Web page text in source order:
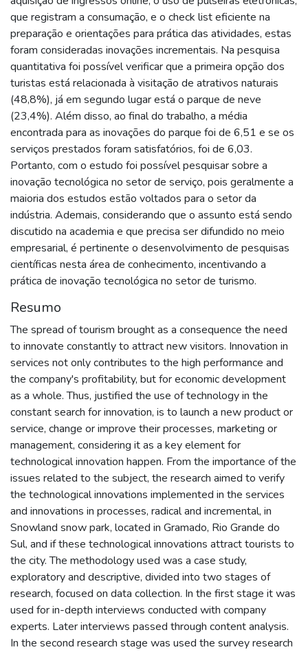
que registram a consumação, e o check list eficiente na
preparação e orientações para prática das atividades, estas
foram consideradas inovações incrementais. Na pesquisa
quantitativa foi possível verificar que a primeira opção dos
turistas está relacionada à visitação de atrativos naturais
(48,8%), já em segundo lugar está o parque de neve
(23,4%). Além disso, ao final do trabalho, a média
encontrada para as inovações do parque foi de 6,51 e se os
serviços prestados foram satisfatórios, foi de 6,03.
Portanto, com o estudo foi possível pesquisar sobre a
inovação tecnológica no setor de serviço, pois geralmente a
maioria dos estudos estão voltados para o setor da
indústria. Ademais, considerando que o assunto está sendo
discutido na academia e que precisa ser difundido no meio
empresarial, é pertinente o desenvolvimento de pesquisas
científicas nesta área de conhecimento, incentivando a
prática de inovação tecnológica no setor de turismo.
Resumo
The spread of tourism brought as a consequence the need
to innovate constantly to attract new visitors. Innovation in
services not only contributes to the high performance and
the company's profitability, but for economic development
as a whole. Thus, justified the use of technology in the
constant search for innovation, is to launch a new product or
service, change or improve their processes, marketing or
management, considering it as a key element for
technological innovation happen. From the importance of the
issues related to the subject, the research aimed to verify
the technological innovations implemented in the services
and innovations in processes, radical and incremental, in
Snowland snow park, located in Gramado, Rio Grande do
Sul, and if these technological innovations attract tourists to
the city. The methodology used was a case study,
exploratory and descriptive, divided into two stages of
research, focused on data collection. In the first stage it was
used for in-depth interviews conducted with company
experts. Later interviews passed through content analysis.
In the second research stage was used the survey research